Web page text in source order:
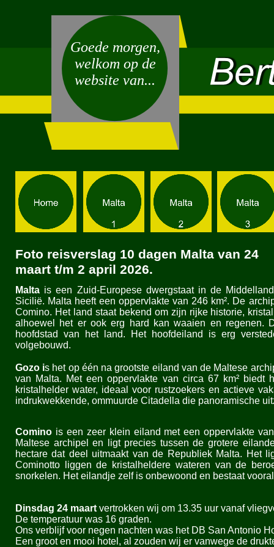
Goede morgen,
welkom op de
website van...
Foto reisverslag 10 dagen Malta van 24
maart t/m 2 april 2026.
Malta is een Zuid-Europese dwergstaat in de
Sicilië. Malta heeft een oppervlakte van 246 km². De
Comino. Het land staat bekend om zijn rijke historie,
alhoewel het er ook erg hard kan waaien en regenen.
hoofdstad van het land. Het hoofdeiland is erg
volgebouwd.
Gozo is het op één na grootste eiland van de Maltese
van Malta. Met een oppervlakte van circa 67 km² biedt
kristalhelder water, ideaal voor rustzoekers en actieve
indrukwekkende, ommuurde Citadella die panoramische
Comino is een zeer klein eiland met een oppervlakte
Maltese archipel en ligt precies tussen de grotere
hectare dat deel uitmaakt van de Republiek Malta. Het
Cominotto liggen de kristalheldere wateren van de
snorkelen. Het eilandje zelf is onbewoond en bestaat
Dinsdag 24 maart vertrokken wij om 13.35 uur vanaf
De temperatuur was 16 graden.
Ons verblijf voor negen nachten was het DB San Antonio
Een groot en mooi hotel, al zouden wij er vanwege de